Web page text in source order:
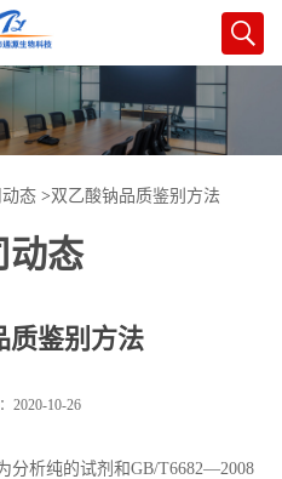
态 >双乙酸钠品质鉴别方法
动态
质鉴别方法
2020-10-26
分析纯的试剂和GB/T6682—2008